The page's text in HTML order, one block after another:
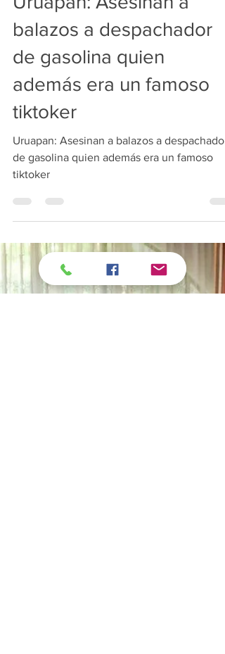
25 feb
Uruapan: Asesinan a
balazos a despachador
de gasolina quien
además era un famoso
tiktoker
Uruapan: Asesinan a balazos a despachador
de gasolina quien además era un famoso